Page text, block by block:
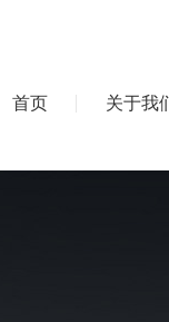
首页 关于我